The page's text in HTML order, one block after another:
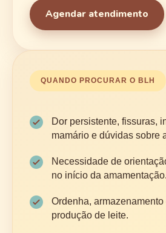
Agendar atendimento
QUANDO PROCURAR O BLH
Dor persistente, fissuras,
mamário e dúvidas sobre
Necessidade de
no início da amamentação.
Ordenha,
produção de leite.